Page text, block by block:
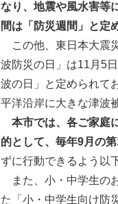
なり、地震や風水害等
間は「防災週間」と定
この他、東日本大震
波防災の日」は11月5
波の日」と定められて
平洋沿岸に大きな津波
本市では、各ご家庭
的として、毎年9月の
ずに行動できるよう以
また、小・中学生の
た「小・中学生向け防